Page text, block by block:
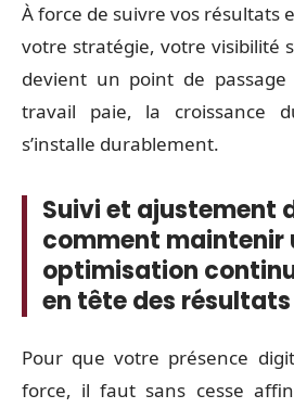
À force de suivre vos résultats
votre stratégie, votre visibilité
devient un point de passage
travail paie, la croissance
s’installe durablement.
Suivi et ajustement
comment maintenir
optimisation
en tête des
Pour que votre présence
force, il faut sans cesse